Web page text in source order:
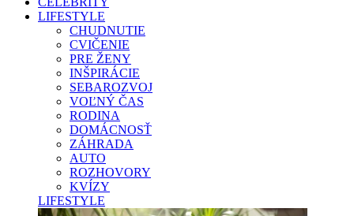
LIFESTYLE
CHUDNUTIE
CVIČENIE
PRE ŽENY
INŠPIRÁCIE
SEBAROZVOJ
VOĽNÝ ČAS
RODINA
DOMÁCNOSŤ
ZÁHRADA
AUTO
ROZHOVORY
KVÍZY
LIFESTYLE